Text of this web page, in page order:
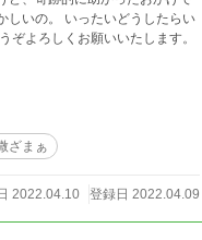
ざまぁ
2022.04.10 登録日 2022.04.09